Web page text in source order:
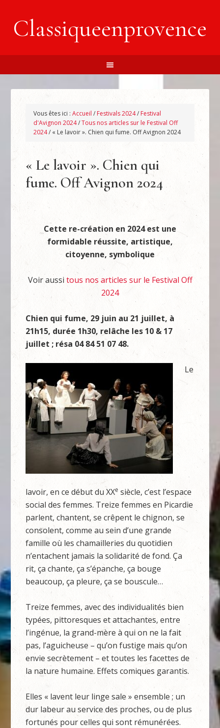
Classiqueenprovence
Vous êtes ici :Accueil / Festivals 2024/ Festival
d'Avignon 2024/Tous nos articles sur le Festival Off
2024/ « Le lavoir ». Chien qui fume. Off Avignon 2024
« Le lavoir ». Chien qui
fume. Off Avignon 2024
Cette re-création en 2024 est une
formidable réussite, artistique,
citoyenne, symbolique
Voir aussi tous nos articles sur le Festival Off
2024
Chien qui fume, 29 juin au 21 juillet, à
21h15, durée 1h30, relâche les 10 & 17
juillet ; résa 04 84 51 07 48.
Le
lavoir, en ce début du XXe siècle, c’est l’espace
social des femmes. Treize femmes en Picardie
parlent, chantent, se crêpent le chignon, se
consolent, comme au sein d’une grande
famille où les chamailleries du quotidien
n’entachent jamais la solidarité de fond. Ça
rit, ça chante, ça s’épanche, ça bouge
beaucoup, ça pleure, ça se bouscule…
Treize femmes, avec des individualités bien
typées, pittoresques et attachantes, entre
l’ingénue, la grand-mère à qui on ne la fait
pas, l’aguicheuse – qu’on fustige mais qu’on
envie secrètement – et toutes les facettes de
la nature humaine. Effets comiques garantis.
Elles « lavent leur linge sale » ensemble ; un
dur labeur au service des proches, ou de plus
fortunés pour celles qui sont rémunérées.